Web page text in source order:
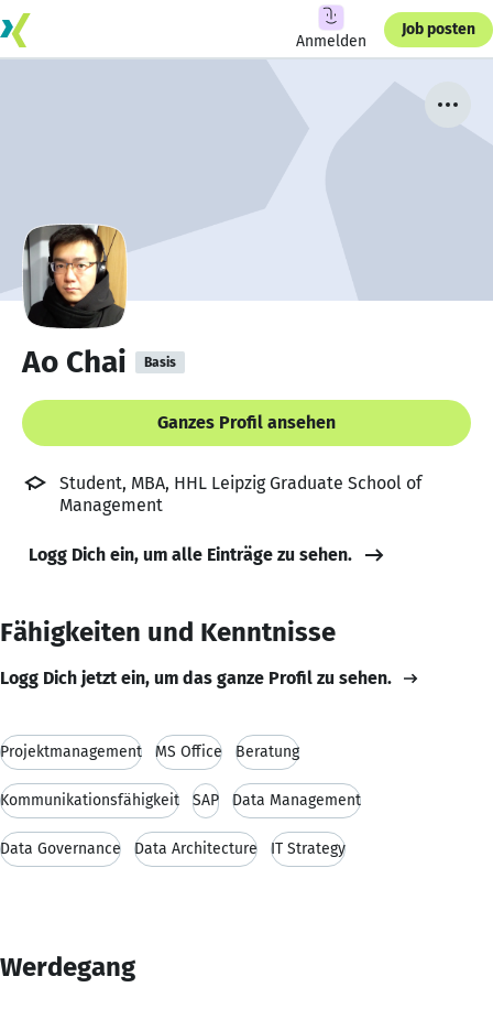
Anmelden
Job posten
Ao Chai Basis
Ganzes Profil ansehen
Student, MBA, HHL Leipzig Graduate School of
Management
Logg Dich ein, um alle Einträge zu sehen.
Fähigkeiten und Kenntnisse
Logg Dich jetzt ein, um das ganze Profil zu sehen.
Projektmanagement MS Office Beratung
Kommunikationsfähigkeit SAP Data Management
Data Governance Data Architecture IT Strategy
Werdegang